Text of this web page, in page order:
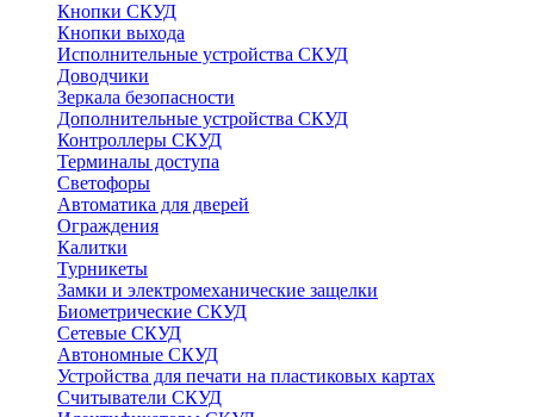
Кнопки СКУД
Кнопки выхода
Исполнительные устройства СКУД
Доводчики
Зеркала безопасности
Дополнительные устройства СКУД
Контроллеры СКУД
Терминалы доступа
Светофоры
Автоматика для дверей
Ограждения
Калитки
Турникеты
Замки и электромеханические защелки
Биометрические СКУД
Сетевые СКУД
Автономные СКУД
Устройства для печати на пластиковых картах
Считыватели СКУД